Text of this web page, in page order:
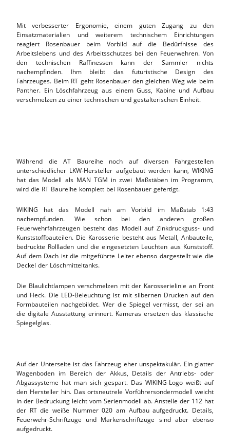
Mit verbesserter Ergonomie, einem guten Zugang zu den
Einsatzmaterialien und weiterem technischem Einrichtungen
reagiert Rosenbauer beim Vorbild auf die Bedürfnisse des
Arbeitslebens und des Arbeitsschutzes bei den Feuerwehren. Von
den technischen Raffinessen kann der Sammler nichts
nachempfinden. Ihm bleibt das futuristische Design des
Fahrzeuges. Beim RT geht Rosenbauer den gleichen Weg wie beim
Panther. Ein Löschfahrzeug aus einem Guss, Kabine und Aufbau
verschmelzen zu einer technischen und gestalterischen Einheit.
Während die AT Baureihe noch auf diversen Fahrgestellen
unterschiedlicher LKW-Hersteller aufgebaut werden kann, WIKING
hat das Modell als MAN TGM in zwei Maßstäben im Programm,
wird die RT Baureihe komplett bei Rosenbauer gefertigt.
WIKING hat das Modell nah am Vorbild im Maßstab 1:43
nachempfunden. Wie schon bei den anderen großen
Feuerwehrfahrzeugen besteht das Modell auf Zinkdruckguss- und
Kunststoffbauteilen. Die Karosserie besteht aus Metall, Anbauteile,
bedruckte Rollladen und die eingesetzten Leuchten aus Kunststoff.
Auf dem Dach ist die mitgeführte Leiter ebenso dargestellt wie die
Deckel der Löschmitteltanks.
Die Blaulichtlampen verschmelzen mit der Karosserielinie an Front
und Heck. Die LED-Beleuchtung ist mit silbernen Drucken auf den
Formbauteilen nachgebildet. Wer die Spiegel vermisst, der sei an
die digitale Ausstattung erinnert. Kameras ersetzen das klassische
Spiegelglas.
Auf der Unterseite ist das Fahrzeug eher unspektakulär. Ein glatter
Wagenboden im Bereich der Akkus, Details der Antriebs- oder
Abgassysteme hat man sich gespart. Das WIKING-Logo weißt auf
den Hersteller hin. Das ortsneutrele Vorführersondermodell weicht
in der Bedruckung leicht vom Serienmodell ab. Anstelle der 112 hat
der RT die weiße Nummer 020 am Aufbau aufgedruckt. Details,
Feuerwehr-Schriftzüge und Markenschriftzüge sind aber ebenso
aufgedruckt.